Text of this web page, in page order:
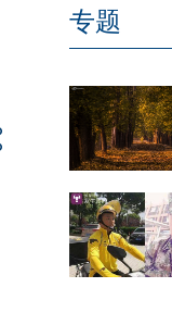
专题